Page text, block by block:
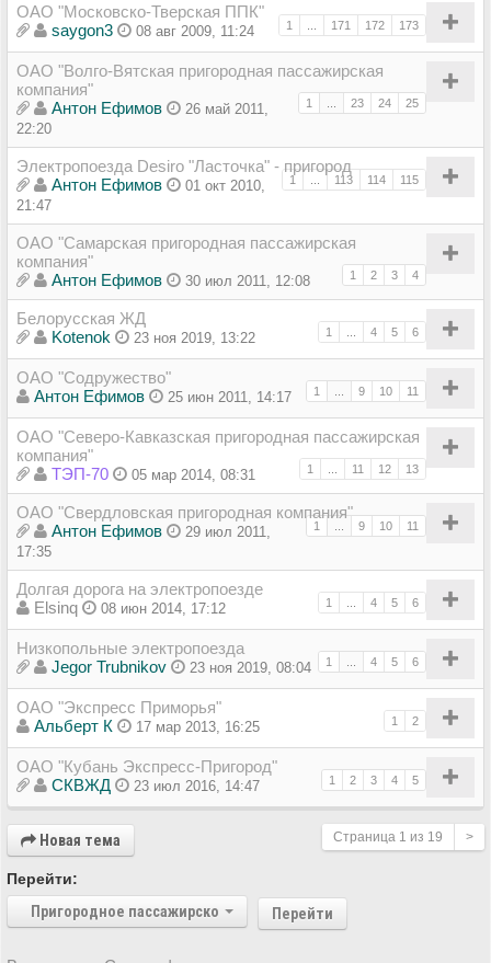
ОАО "Московско-Тверская ППК"
1 171 172 173
saygon3 08 авг 2009, 11:24
ОАО "Волго-Вятская пригородная пассажирская
компания"
1 23 24 25
Антон Ефимов
26 май 2011,
22:20
Электропоезда Desiro "Ласточка" - пригород
1 113 114 115
Антон Ефимов
01 окт 2010,
21:47
ОАО "Самарская пригородная пассажирская
компания"
1 2 3 4
Антон Ефимов 30 июл 2011, 12:08
Белорусская ЖД
1 4 5 6
Kotenok 23 ноя 2019, 13:22
ОАО "Содружество"
1 9 10 11
Антон Ефимов 25 июн 2011, 14:17
ОАО "Северо-Кавказская пригородная пассажирская
компания"
1 11 12 13
ТЭП-70 05 мар 2014, 08:31
ОАО "Свердловская пригородная компания"
1 9 10 11
Антон Ефимов
29 июл 2011,
17:35
Долгая дорога на электропоезде
1 4 5 6
Elsinq 08 июн 2014, 17:12
Низкопольные электропоезда
1 4 5 6
Jegor Trubnikov 23 ноя 2019, 08:04
ОАО "Экспресс Приморья"
1 2
Альберт К 17 мар 2013, 16:25
ОАО "Кубань Экспресс-Пригород"
1 2 3 4 5
СКВЖД 23 июл 2016, 14:47
Новая тема Страница 1 из 19 >
Перейти:
Пригородное пассажирское сообщение
Перейти